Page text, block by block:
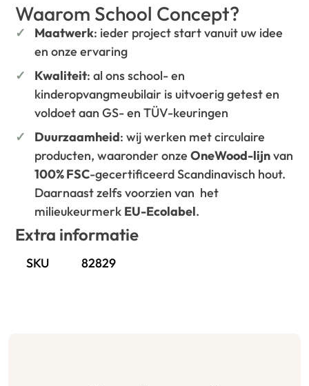
Waarom School Concept?
Maatwerk: ieder project start vanuit uw idee
en onze ervaring
Kwaliteit: al ons school- en
kinderopvangmeubilair is uitvoerig getest en
voldoet aan GS- en TÜV-keuringen
Duurzaamheid: wij werken met circulaire
producten, waaronder onzeOneWood-lijnvan
100% FSC-gecertificeerd Scandinavisch hout.
Daarnaast zelfs voorzien van het
milieukeurmerk EU-Ecolabel.
Extra informatie
SKU 82829